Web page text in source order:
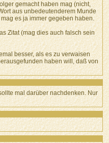
gemacht haben mag (nicht,
aus unbedeutenderem Munde
es ja immer gegeben haben.
Zitat (mag dies auch falsch sein
besser, als es zu verwaisen
haben will, daß von
mal darüber nachdenken. Nur